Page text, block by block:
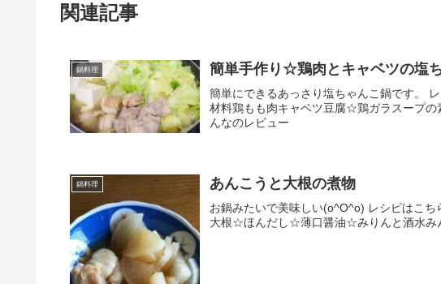
関連記事
鍋料理 簡単手作り☆鶏肉とキャベツの塩
簡単にできるあっさり塩ちゃんこ鍋です。
材料鶏もも肉キャベツ豆腐☆鶏ガラスープ
んなのレビュー
鍋料理 あんこうと大根の煮物
お鍋みたいで美味しい(o^O^o) レシピはこ
大根☆ほんだし☆薄口醤油☆みりんと酒水み